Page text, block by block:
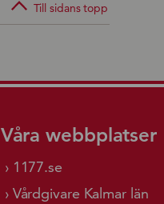
Till sidans topp
Våra webbplatser
1177.se
Vårdgivare Kalmar län